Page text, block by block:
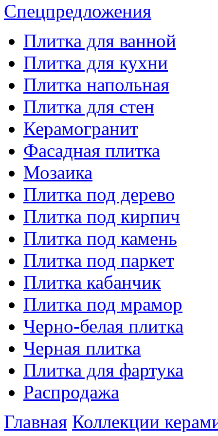
Спецпредложения
Плитка для ванной
Плитка для кухни
Плитка напольная
Плитка для стен
Керамогранит
Фасадная плитка
Мозаика
Плитка под дерево
Плитка под кирпич
Плитка под камень
Плитка под паркет
Плитка кабанчик
Плитка под мрамор
Черно-белая плитка
Черная плитка
Плитка для фартука
Распродажа
Главная Коллекции